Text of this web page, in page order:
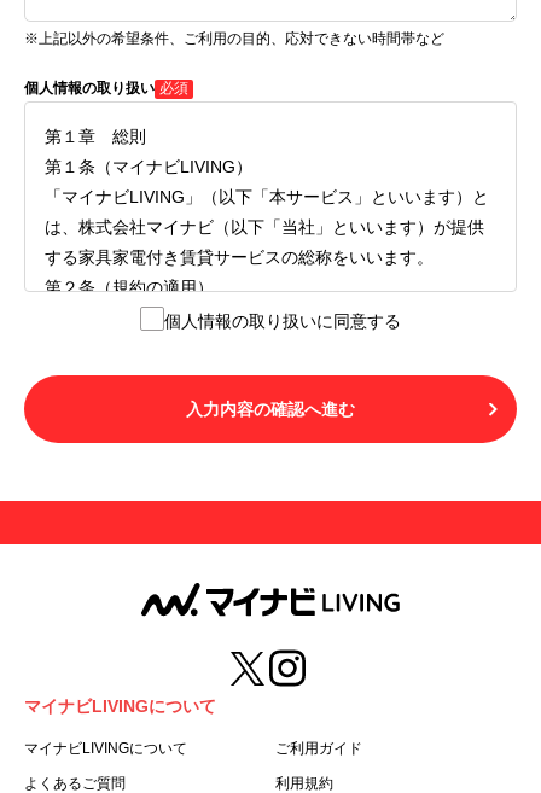
※上記以外の希望条件、ご利用の目的、応対できない時間帯など
個人情報の取り扱い 必須
第１章 総則
第１条（マイナビLIVING）
「マイナビLIVING」（以下「本サービス」といいます）と
は、株式会社マイナビ（以下「当社」といいます）が提供
する家具家電付き賃貸サービスの総称をいいます。
第２条（規約の適用）
１.本サービスを利用する者（以下「利用者」といいます）
LIVINGご契約にあたり取得する個人情報の取り扱いについ
て」の内容をすべて承諾したものとみなされます。不承諾
の意思表示は、本サービスを利用しないことをもってのみ
用することはできません。
第３条（用語の定義）
１.「本サ―ビス」とは、第１章第１条で規定する当社が運
営するマイナビLIVINGを意味します。
２.「利用者」とは、第１章第２条に規定する本サービスを
利用する個人を意味します。
３.「本サイト」とは、当社が運営する本サービスに関する
個人情報の取り扱いに同意する
入力内容の確認へ進む
マイナビLIVINGについて
マイナビLIVINGについて ご利用ガイド
よくあるご質問 利用規約